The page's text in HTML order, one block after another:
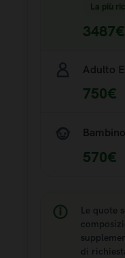
La più
3487€
Adulto
750€
570€
Le quote
di